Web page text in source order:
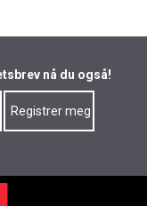
nå du også!